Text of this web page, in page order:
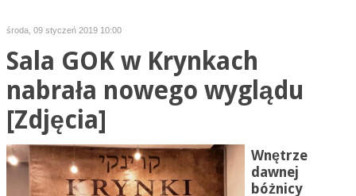
środa, 09 styczeń 2019 10:00
Sala GOK w Krynkach
nabrała nowego wyglądu
[Zdjęcia]
Wnętrze
dawnej
bóżnicy